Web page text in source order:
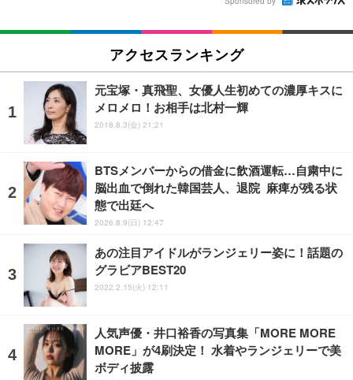
アクセスランキング
元宝塚・真飛聖、女優人生初めての濃厚キスに
メロメロ！お相手は北村一輝
2018.8.3(金) 21:21
BTSメンバーからの借金に飲酒運転…自粛中に
脳出血で倒れた韓国芸人、退院 麻痺が残る状
態で出廷へ
2026.8.9(日) 12:47
あの注目アイドルがランジェリー姿に！話題の
グラビアBEST20
2022.2.15(火) 12:11
人気声優・井口裕香の写真集「MORE MORE
MORE」が4刷決定！ 水着やランジェリーで美
ボディ披露